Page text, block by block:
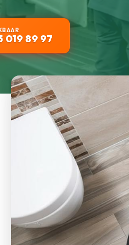
019 89 97